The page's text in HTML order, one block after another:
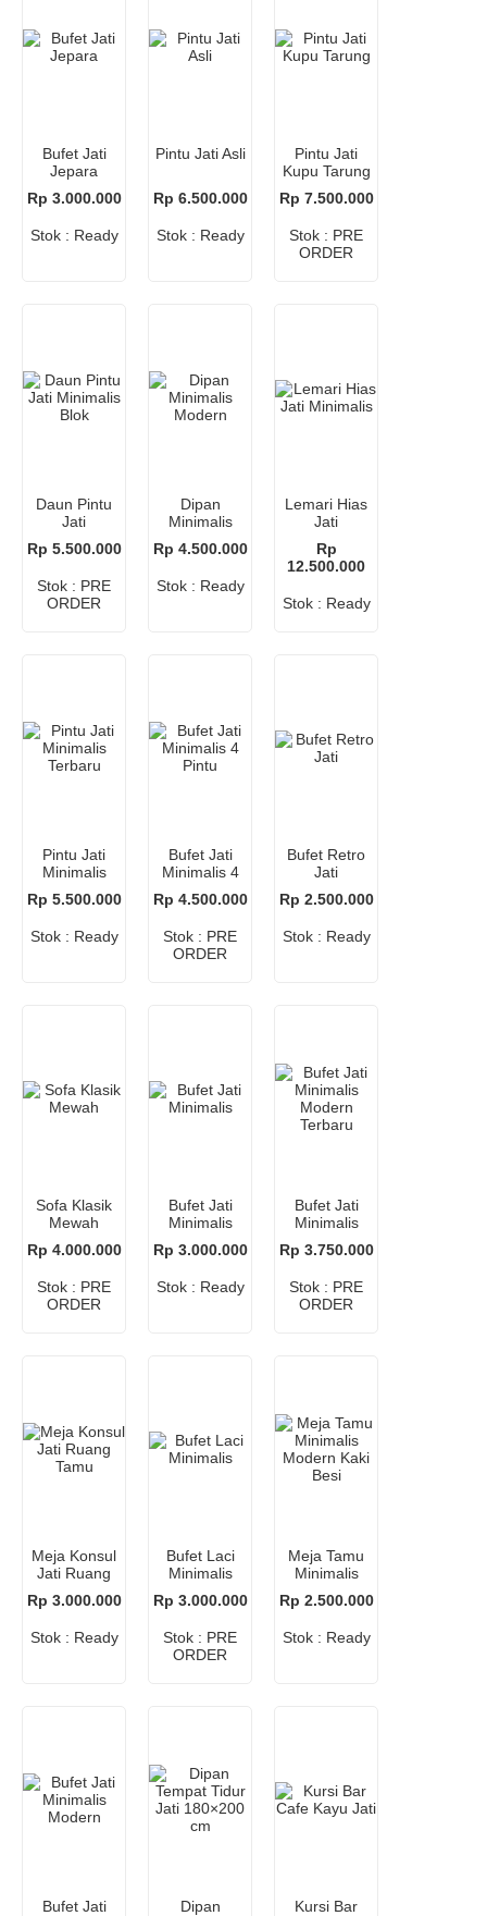
Bufet Jati
Jepara
Rp 3.000.000
Stok : Ready
Pintu Jati Asli
Rp 6.500.000
Stok : Ready
Pintu Jati
Kupu Tarung
Rp 7.500.000
Stok : PRE
ORDER
Daun Pintu
Jati
Blok
Rp 5.500.000
Stok : PRE
ORDER
Dipan
Minimalis
Rp 4.500.000
Stok : Ready
Lemari Hias
Jati
Rp
12.500.000
Stok : Ready
Pintu Jati
Minimalis
Rp 5.500.000
Stok : Ready
Bufet Jati
Minimalis 4
Rp 4.500.000
Stok : PRE
ORDER
Bufet Retro
Jati
Rp 2.500.000
Stok : Ready
Sofa Klasik
Mewah
Rp 4.000.000
Stok : PRE
ORDER
Bufet Jati
Minimalis
Rp 3.000.000
Stok : Ready
Bufet Jati
Minimalis
Terbaru
Rp 3.750.000
Stok : PRE
ORDER
Meja Konsul
Jati Ruang
Rp 3.000.000
Stok : Ready
Bufet Laci
Minimalis
Rp 3.000.000
Stok : PRE
ORDER
Meja Tamu
Minimalis
Besi
Rp 2.500.000
Stok : Ready
Bufet Jati
Dipan
Kursi Bar